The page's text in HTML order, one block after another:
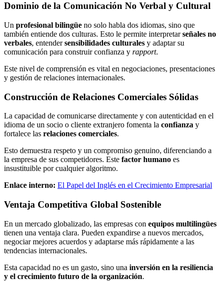
Dominio de la Comunicación No Verbal y Cultural
Un profesional bilingüe no solo habla dos idiomas, sino que
también entiende dos culturas. Esto le permite interpretarseñales no
verbales, entendersensibilidades culturales y adaptar su
comunicación para construir confianza y rapport.
Este nivel de comprensión es vital en negociaciones, presentaciones
y gestión de relaciones internacionales.
Construcción de Relaciones Comerciales Sólidas
La capacidad de comunicarse directamente y con autenticidad en el
idioma de un socio o cliente extranjero fomenta la confianza y
fortalece las relaciones comerciales.
Esto demuestra respeto y un compromiso genuino, diferenciando a
la empresa de sus competidores. Este factor humano es
insustituible por cualquier algoritmo.
Enlace interno: El Papel del Inglés en el Crecimiento Empresarial
Ventaja Competitiva Global Sostenible
En un mercado globalizado, las empresas con equipos multilingües
tienen una ventaja clara. Pueden expandirse a nuevos mercados,
negociar mejores acuerdos y adaptarse más rápidamente a las
tendencias internacionales.
Esta capacidad no es un gasto, sino una inversión en la resiliencia
y el crecimiento futuro de la organización.